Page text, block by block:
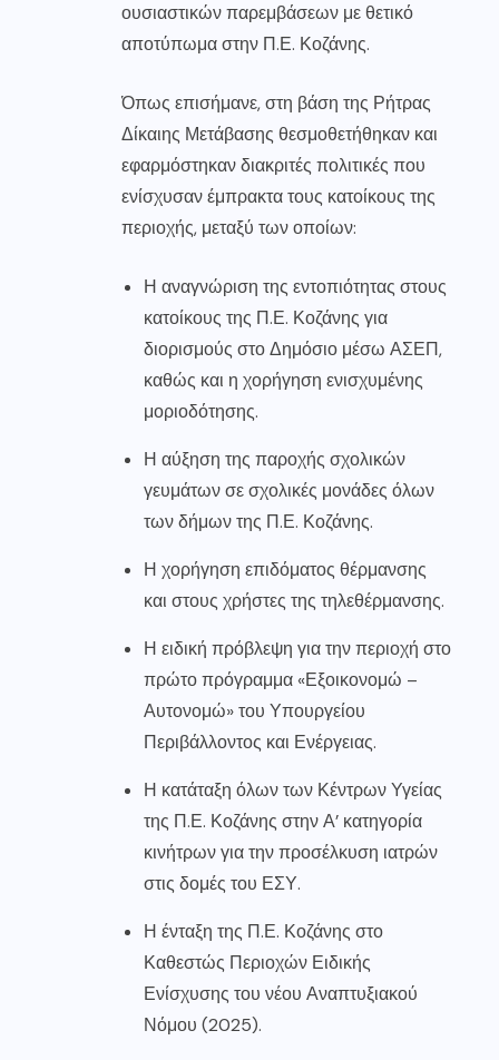
ουσιαστικών παρεμβάσεων με θετικό
αποτύπωμα στην Π.Ε. Κοζάνης.
Όπως επισήμανε, στη βάση της Ρήτρας
Δίκαιης Μετάβασης θεσμοθετήθηκαν και
εφαρμόστηκαν διακριτές πολιτικές που
ενίσχυσαν έμπρακτα τους κατοίκους της
περιοχής, μεταξύ των οποίων:
Η αναγνώριση της εντοπιότητας στους
κατοίκους της Π.Ε. Κοζάνης για
διορισμούς στο Δημόσιο μέσω ΑΣΕΠ,
καθώς και η χορήγηση ενισχυμένης
μοριοδότησης.
Η αύξηση της παροχής σχολικών
γευμάτων σε σχολικές μονάδες όλων
των δήμων της Π.Ε. Κοζάνης.
Η χορήγηση επιδόματος θέρμανσης
και στους χρήστες της τηλεθέρμανσης.
Η ειδική πρόβλεψη για την περιοχή στο
πρώτο πρόγραμμα «Εξοικονομώ –
Αυτονομώ» του Υπουργείου
Περιβάλλοντος και Ενέργειας.
Η κατάταξη όλων των Κέντρων Υγείας
της Π.Ε. Κοζάνης στην Α’ κατηγορία
κινήτρων για την προσέλκυση ιατρών
στις δομές του ΕΣΥ.
Η ένταξη της Π.Ε. Κοζάνης στο
Καθεστώς Περιοχών Ειδικής
Ενίσχυσης του νέου Αναπτυξιακού
Νόμου (2025).